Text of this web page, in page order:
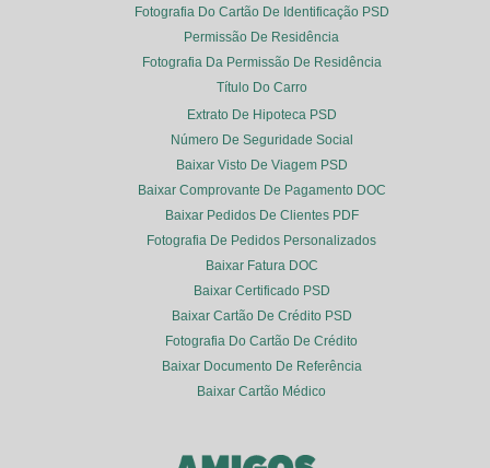
Fotografia Do Cartão De Identificação PSD
Permissão De Residência
Fotografia Da Permissão De Residência
Título Do Carro
Extrato De Hipoteca PSD
Número De Seguridade Social
Baixar Visto De Viagem PSD
Baixar Comprovante De Pagamento DOC
Baixar Pedidos De Clientes PDF
Fotografia De Pedidos Personalizados
Baixar Fatura DOC
Baixar Certificado PSD
Baixar Cartão De Crédito PSD
Fotografia Do Cartão De Crédito
Baixar Documento De Referência
Baixar Cartão Médico